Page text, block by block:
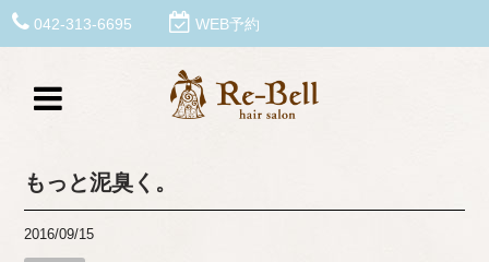
042-313-6695 WEB予約
もっと泥臭く。
2016/09/15